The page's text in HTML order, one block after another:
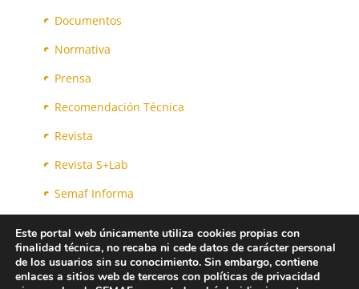
Documentos
Normativa
Prensa
Recomendación Técnica
Revista
Revista S+Lab
Semaf Informa
Este portal web únicamente utiliza cookies propias con
finalidad técnica, no recaba ni cede datos de carácter personal
de los usuarios sin su conocimiento. Sin embargo, contiene
enlaces a sitios web de terceros con políticas de privacidad